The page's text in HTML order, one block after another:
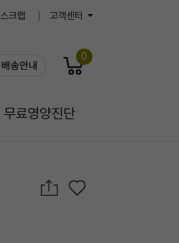
스크랩 고객센터
0
무료영양진단